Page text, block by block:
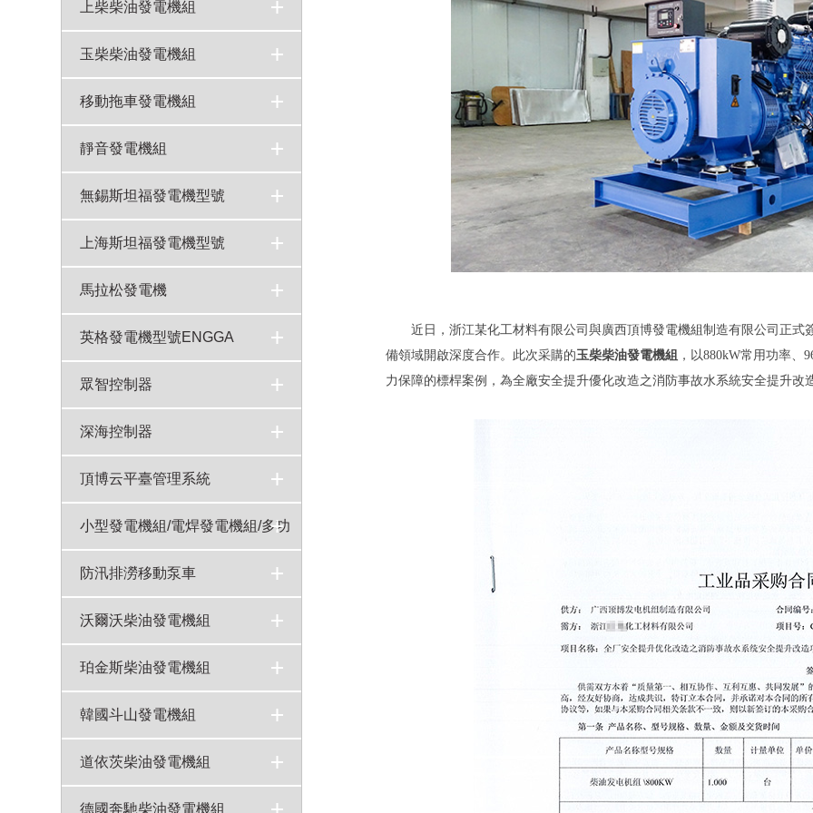
>
>
>
>
>
>
>
>
上柴柴油發電機組
上柴發電機組 >
>
>
>
>
>
>
玉柴柴油發電機組
玉柴發電機組 >
>
>
>
>
>
>
移動拖車發電機組
移動式發電機組 >
靜音發電機組
靜音發電機組 >
無錫斯坦福發電機型號
上海斯坦福發電機型號
馬拉松發電機
英格發電機型號ENGGA
眾智控制器
深海控制器
頂博云平臺管理系統
小型發電機組/電焊發電機組/多功
能發電機組
15-40KW汽油靜音發電機組 >
>
5KW汽油靜音發電機組 >
10-20KW汽油發電機雙缸風冷 >
8KW汽油機開架式發電機組 >
>
>
>
120A-180A汽油發電焊機 >
>
250A柴油發電電焊機 >
20KW汽油變頻發電機組 >
10KW汽油變頻發電機組 >
5KW靜音汽油變頻發電機組 >
5KW汽油變頻發電機組 >
3KW手提式變頻汽油發電機 >
基站專用直流電機 >
>
>
>
>
700W背負式汽油發電機組 >
5KW汽油移動照明燈 >
4-8寸汽油機水泵參數報價 >
防汛排澇移動泵車
自卸式排水方艙 >
QZ系列自吸式柴油機水泵機組 >
頂博柴油機水泵機組 >
沃爾沃柴油發電機組
沃爾沃發電機組 >
>
>
>
>
珀金斯柴油發電機組
珀金斯柴油發電機組 >
>
>
>
韓國斗山發電機組
>
>
>
韓國斗山發電機組 >
道依茨柴油發電機組
>
>
>
道依茨柴油發電機組 >
德國奔馳柴油發電機組
近日，浙江某化工材料有限公司與廣西頂博發電機組制造有限公司正
備領域開啟深度合作。此次采購的玉柴柴油發電機組 ，以880kW常用功率
力保障的標桿案例，為全廠安全提升優化改造之消防事故水系統安全提升改